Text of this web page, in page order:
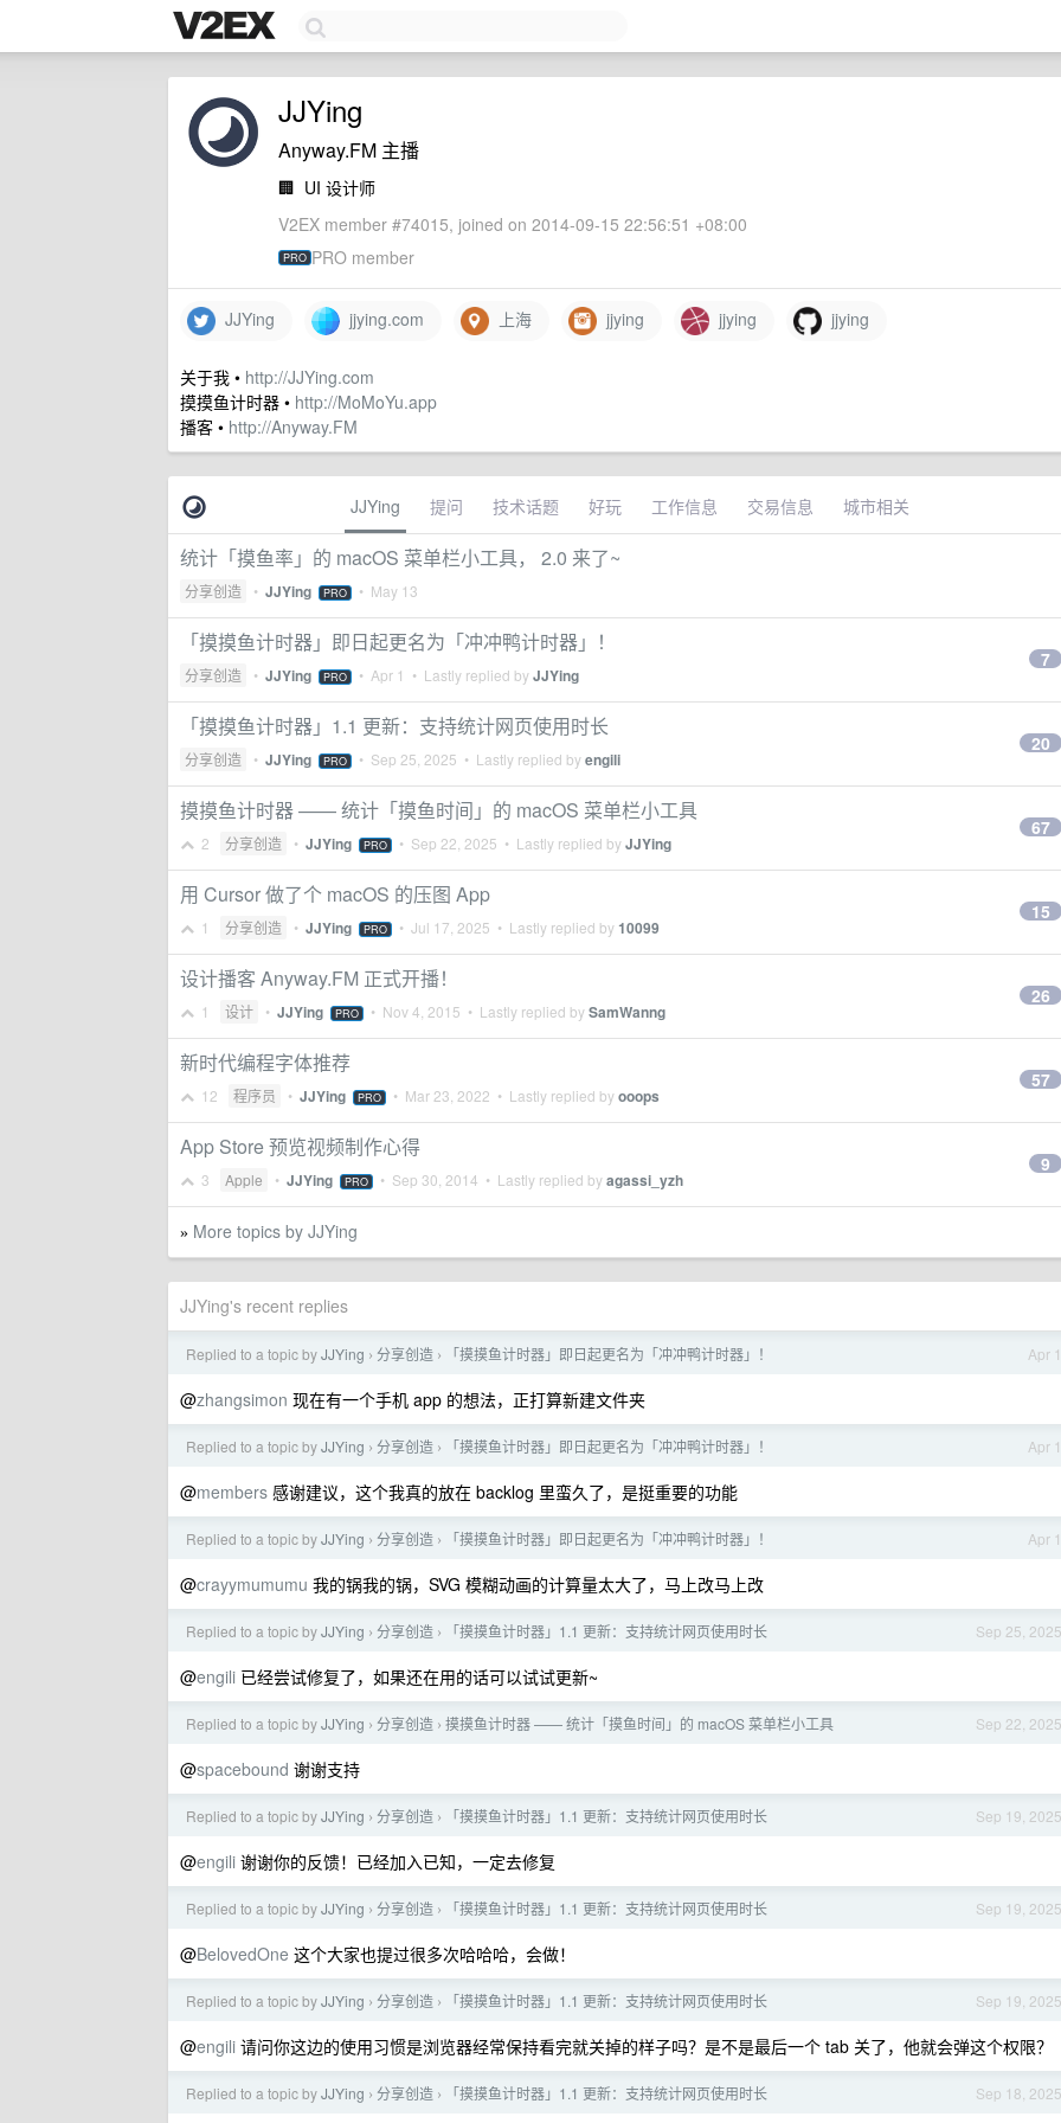
JJYing
Anyway.FM 主播
🏢 UI 设计师
V2EX member #74015, joined on 2014-09-15 22:56:51 +08:00
PRO PRO member
JJYing jjying.com 上海 jjying jjying jjying
关于我 • http://JJYing.com
摸摸鱼计时器 • http://MoMoYu.app
播客 • http://Anyway.FM
JJYing 提问 技术话题 好玩 工作信息 交易信息 城市相关
统计「摸鱼率」的 macOS 菜单栏小工具， 2.0 来了~
分享创造 • JJYing PRO • May 13
「摸摸鱼计时器」即日起更名为「冲冲鸭计时器」！
分享创造 • JJYing PRO • Apr 1 • Lastly replied byJJYing
7
「摸摸鱼计时器」1.1 更新：支持统计网页使用时长
分享创造 • JJYing PRO • Sep 25, 2025 • Lastly replied byengili
20
摸摸鱼计时器 —— 统计「摸鱼时间」的 macOS 菜单栏小工具
2 分享创造 • JJYing PRO • Sep 22, 2025 • Lastly replied byJJYing
67
用 Cursor 做了个 macOS 的压图 App
1 分享创造 • JJYing PRO • Jul 17, 2025 • Lastly replied by10099
15
设计播客 Anyway.FM 正式开播！
1 设计 • JJYing PRO • Nov 4, 2015 • Lastly replied bySamWanng
26
新时代编程字体推荐
12 程序员 • JJYing PRO • Mar 23, 2022 • Lastly replied byooops
57
App Store 预览视频制作心得
3 Apple • JJYing PRO • Sep 30, 2014 • Lastly replied byagassi_yzh
9
» More topics by JJYing
JJYing's recent replies
Apr 1
Replied to a topic byJJYing › 分享创造 › 「摸摸鱼计时器」即日起更名为「冲冲鸭计时器」！
@zhangsimon 现在有一个手机 app 的想法，正打算新建文件夹
Apr 1
Replied to a topic byJJYing › 分享创造 › 「摸摸鱼计时器」即日起更名为「冲冲鸭计时器」！
@members 感谢建议，这个我真的放在 backlog 里蛮久了，是挺重要的功能
Apr 1
Replied to a topic byJJYing › 分享创造 › 「摸摸鱼计时器」即日起更名为「冲冲鸭计时器」！
@crayymumumu 我的锅我的锅，SVG 模糊动画的计算量太大了，马上改马上改
Sep 25, 2025
Replied to a topic byJJYing › 分享创造 › 「摸摸鱼计时器」1.1 更新：支持统计网页使用时长
@engili 已经尝试修复了，如果还在用的话可以试试更新~
Sep 22, 2025
Replied to a topic byJJYing › 分享创造 › 摸摸鱼计时器 —— 统计「摸鱼时间」的 macOS 菜单栏小工具
@spacebound 谢谢支持
Sep 19, 2025
Replied to a topic byJJYing › 分享创造 › 「摸摸鱼计时器」1.1 更新：支持统计网页使用时长
@engili 谢谢你的反馈！已经加入已知，一定去修复
Sep 19, 2025
Replied to a topic byJJYing › 分享创造 › 「摸摸鱼计时器」1.1 更新：支持统计网页使用时长
@BelovedOne 这个大家也提过很多次哈哈哈，会做！
Sep 19, 2025
Replied to a topic byJJYing › 分享创造 › 「摸摸鱼计时器」1.1 更新：支持统计网页使用时长
@engili 请问你这边的使用习惯是浏览器经常保持看完就关掉的样子吗？是不是最后一个 tab 关了，他就会弹这个权限？
Sep 18, 2025
Replied to a topic byJJYing › 分享创造 › 「摸摸鱼计时器」1.1 更新：支持统计网页使用时长